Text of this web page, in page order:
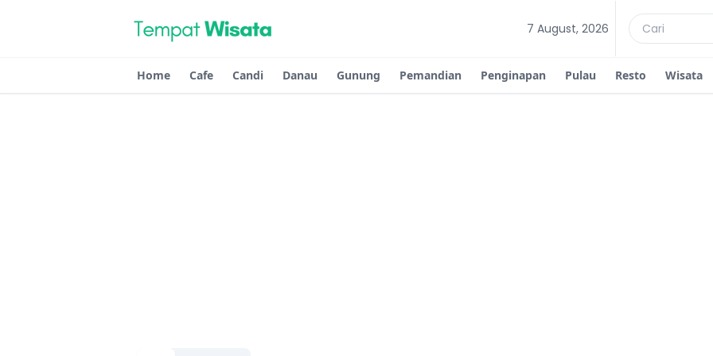
7 August, 2026
Home Cafe Candi Danau Gunung Pemandian Penginapan Pulau Resto Wisata